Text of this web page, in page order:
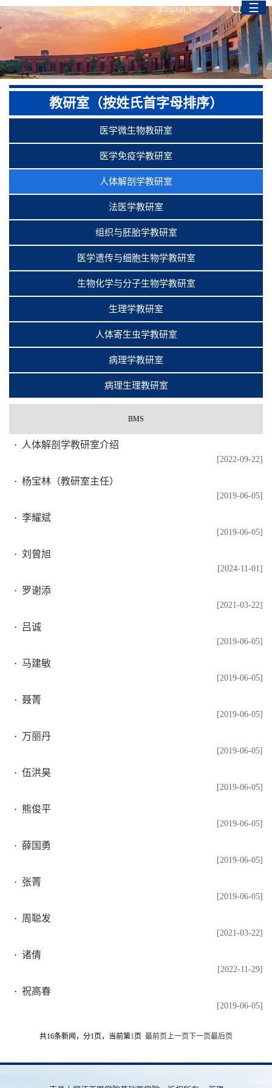
English Version ☰
教研室（按姓氏首字母排序）
医学微生物教研室
医学免疫学教研室
人体解剖学教研室
法医学教研室
组织与胚胎学教研室
医学遗传与细胞生物学教研室
生物化学与分子生物学教研室
生理学教研室
人体寄生虫学教研室
病理学教研室
病理生理教研室
BMS
人体解剖学教研室介绍
[2022-09-22]
杨宝林（教研室主任）
[2019-06-05]
李耀斌
[2019-06-05]
刘曾旭
[2024-11-01]
罗谢添
[2021-03-22]
吕诚
[2019-06-05]
马建敏
[2019-06-05]
聂菁
[2019-06-05]
万丽丹
[2019-06-05]
伍洪昊
[2019-06-05]
熊俊平
[2019-06-05]
薛国勇
[2019-06-05]
张菁
[2019-06-05]
周聪发
[2021-03-22]
诸倩
[2022-11-29]
祝高春
[2019-06-05]
共16条新闻，分1页，当前第1页 最前页上一页 下一页最后页